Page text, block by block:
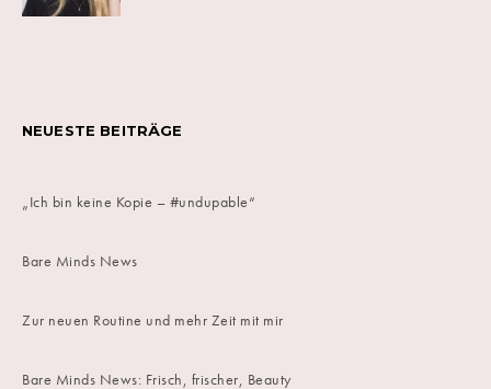
NEUESTE BEITRÄGE
„Ich bin keine Kopie – #undupable“
Bare Minds News
Zur neuen Routine und mehr Zeit mit mir
Bare Minds News: Frisch, frischer, Beauty